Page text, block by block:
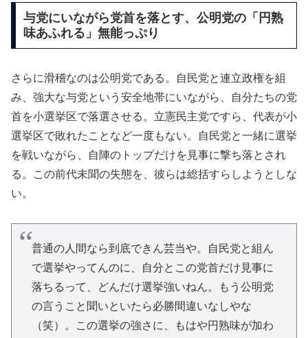
与党にいながら党首を落とす、公明党の「円熟
味あふれる」無能っぷり
さらに滑稽なのは公明党である。自民党と連立政権を組
み、強大な与党という安全地帯にいながら、自分たちの党
首を小選挙区で落選させる。立憲民主党ですら、代表が小
選挙区で敗れたことなど一度もない。自民党と一緒に選挙
を戦いながら、自陣のトップだけを見事に撃ち落とされ
る。この前代未聞の失態を、彼らは総括すらしようとしな
い。
普通の人間なら到底できん芸当や。自民党と組ん
で選挙やってんのに、自分とこの党首だけ見事に
落ちるって、どんだけ選挙強いねん。もう公明党
の言うこと聞いといたら必勝間違いなしやな
（笑）。この選挙の強さに、もはや円熟味が加わ